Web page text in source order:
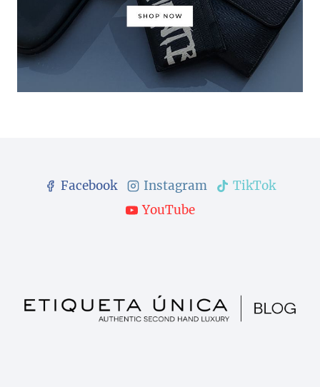
Facebook Instagram
TikTok
YouTube